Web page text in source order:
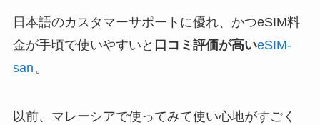
日本語のカスタマーサポートに優れ、かつeSIM料
金が手頃で使いやすいと 口コミ評価が高いeSIM-
san 。
以前、マレーシアで使ってみて使い心地がすごく